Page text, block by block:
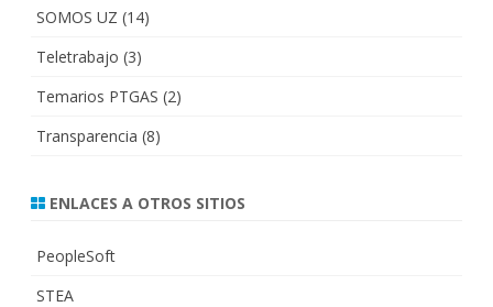
SOMOS UZ (14)
Teletrabajo (3)
Temarios PTGAS (2)
Transparencia (8)
ENLACES A OTROS SITIOS
PeopleSoft
STEA